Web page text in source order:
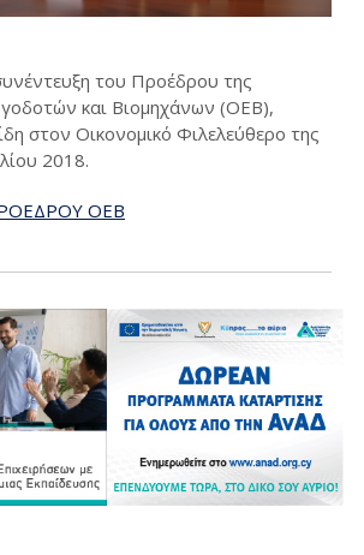
του Προέδρου της
και Βιομηχάνων (ΟΕΒ),
στον Οικονομικό Φιλελεύθερο της
2018.
ΟΕΒ